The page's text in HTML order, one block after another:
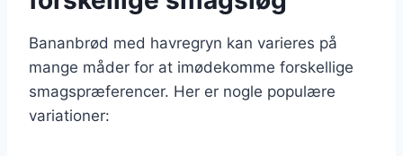
Bananbrød med havregryn kan varieres på
mange måder for at imødekomme forskellige
smagspræferencer. Her er nogle populære
variationer: